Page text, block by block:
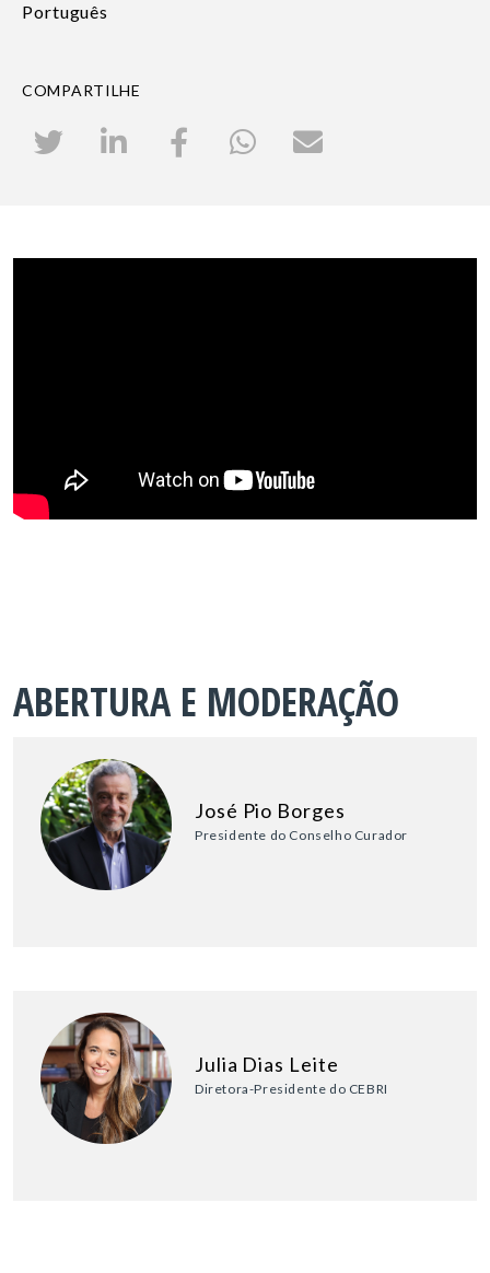
Português
COMPARTILHE
ABERTURA E MODERAÇÃO
José Pio Borges
Presidente do Conselho Curador
Julia Dias Leite
Diretora-Presidente do CEBRI